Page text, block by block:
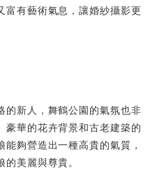
富有藝術氣息，讓婚紗攝影更
的新人，舞鶴公園的氣氛也非
豪華的花卉背景和古老建築的
夠營造出一種高貴的氣質，
美麗與尊貴。